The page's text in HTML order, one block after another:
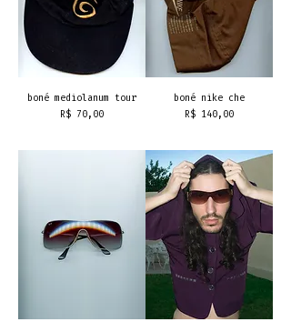
boné mediolanum tour
Preço
R$ 70,00
boné nike che
Preço
R$ 140,00